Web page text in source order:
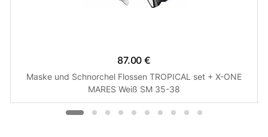
87.00 €
Maske und Schnorchel Flossen TROPICAL set + X-ONE
MARES Weiß SM 35-38